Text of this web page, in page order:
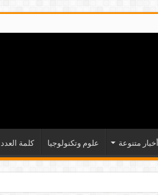
أخبار متنوعة علوم وتكنولوجيا كلمة العدد